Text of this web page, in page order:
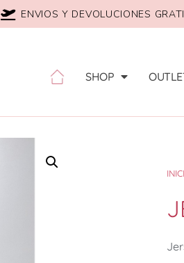
ENVIOS Y DEVOLUCIONES
SHOP